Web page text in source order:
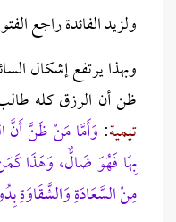
ولزيد الفائدة راجع
وبهذا يرتفع إشكال
ظن أن الرزق كله
تيمية: وَأَمَّا مَنْ ظَنَّ أَنَّ
بِهَا فَهُوَ ضَالٌّ، وَهَذَا
مِنْ السَّعَادَةِ وَالشَّقَاوَةِ